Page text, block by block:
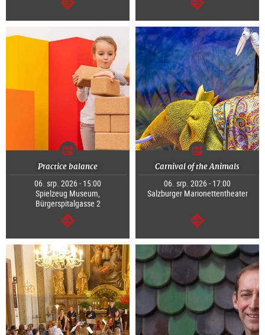
continue continue
Practice balance
06. srp. 2026 - 15:00
Spielzeug Museum,
Bürgerspitalgasse 2
continue
Carnival of the Animals
06. srp. 2026 - 17:00
Salzburger Marionettentheater
continue